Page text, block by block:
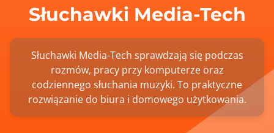
Słuchawki Media-Tech
Słuchawki Media-Tech sprawdzają się podczas
rozmów, pracy przy komputerze oraz
codziennego słuchania muzyki. To praktyczne
rozwiązanie do biura i domowego użytkowania.